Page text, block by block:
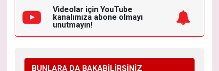
Videolar için YouTube
kanalımıza abone olmayı
unutmayın!
BUNLARA DA BAKABİLİRSİNİZ